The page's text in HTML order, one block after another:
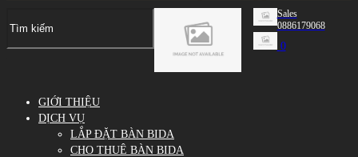
Sales
0886179068
0
GIỚI THIỆU
DỊCH VỤ
LẮP ĐẶT BÀN BIDA
CHO THUÊ BÀN BIDA